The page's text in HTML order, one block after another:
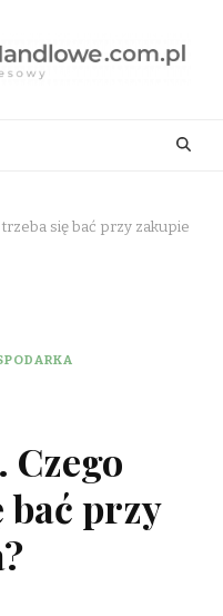
się bać przy zakupie
Czego
bać przy